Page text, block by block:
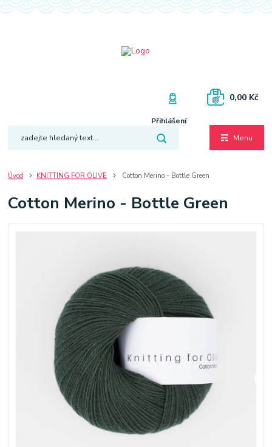
Menu
Přihlášení
0,00 Kč
Úvod KNITTING FOR OLIVE Cotton Merino - Bottle Green
Cotton Merino - Bottle Green